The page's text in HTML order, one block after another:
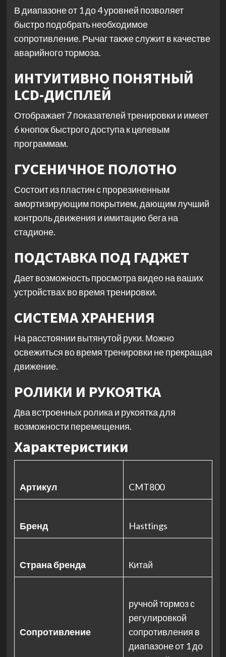
В диапазоне от 1 до 4 уровней позволяет
быстро подобрать необходимое
сопротивление. Рычаг также служит в качестве
аварийного тормоза.
ИНТУИТИВНО ПОНЯТНЫЙ
LCD-ДИСПЛЕЙ
Отображает 7 показателей тренировки и имеет
6 кнопок быстрого доступа к целевым
программам.
ГУСЕНИЧНОЕ ПОЛОТНО
Состоит из пластин с прорезиненным
амортизирующим покрытием, дающим лучший
контроль движения и имитацию бега на
стадионе.
ПОДСТАВКА ПОД ГАДЖЕТ
Дает возможность просмотра видео на ваших
устройствах во время тренировки.
СИСТЕМА ХРАНЕНИЯ
На расстоянии вытянутой руки. Можно
освежиться во время тренировки не прекращая
движение.
РОЛИКИ И РУКОЯТКА
Два встроенных ролика и рукоятка для
возможности перемещения.
Характеристики
Артикул CMT800
Бренд Hasttings
Страна бренда Китай
Сопротивление
ручной тормоз с
регулировкой
сопротивления в
диапазоне от 1 до